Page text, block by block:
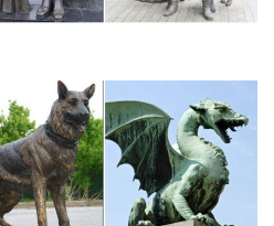
и гончих Германии, английская
изделия мануфактуры Cope и
знаменитые модели –
Будду».
, Итальянский фарфор